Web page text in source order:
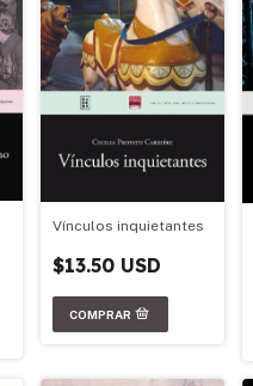
Vínculos inquietantes
$13.50 USD